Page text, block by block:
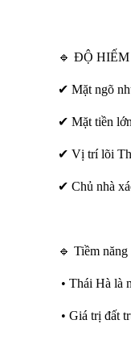
🔹 ĐỘ
✔ Mặt ngõ
✔ Mặt tiền
✔ Vị trí lõi
✔ Chủ nhà
🔹 Tiềm năng
• Thái Hà là
• Giá trị đất